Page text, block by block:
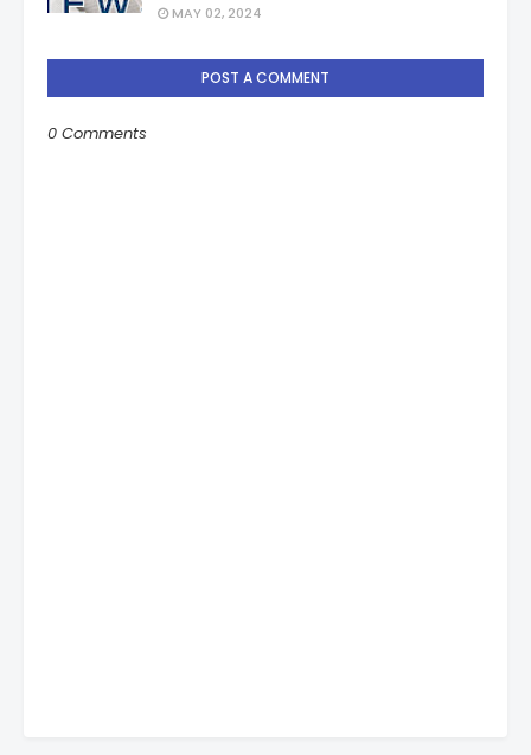
MAY 02, 2024
POST A COMMENT
0 Comments